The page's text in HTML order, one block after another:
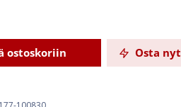
ostoskoriin Osta nyt